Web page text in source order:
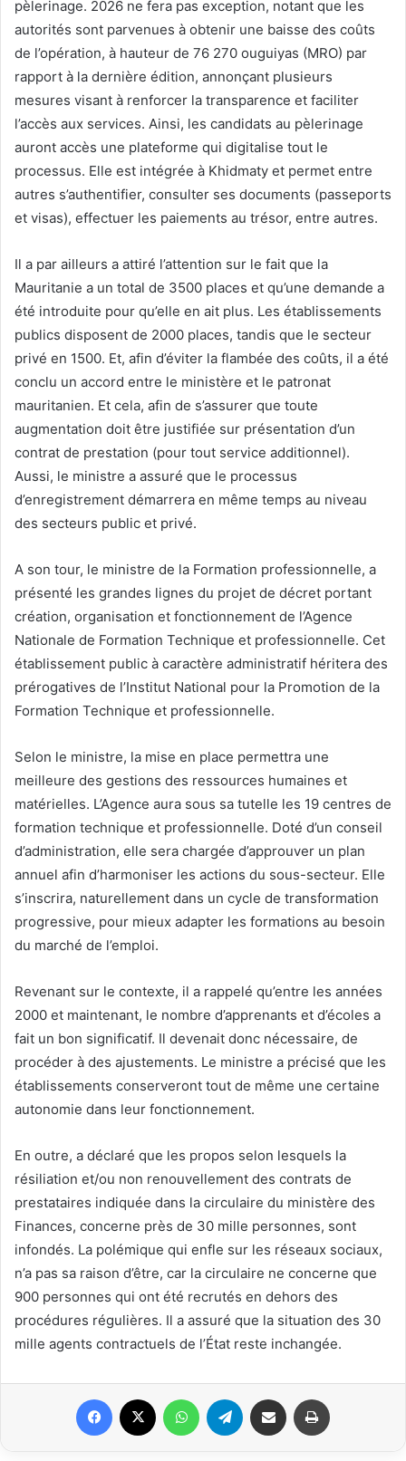
pèlerinage. 2026 ne fera pas exception, notant que les
autorités sont parvenues à obtenir une baisse des coûts
de l’opération, à hauteur de 76 270 ouguiyas (MRO) par
rapport à la dernière édition, annonçant plusieurs
mesures visant à renforcer la transparence et faciliter
l’accès aux services. Ainsi, les candidats au pèlerinage
auront accès une plateforme qui digitalise tout le
processus. Elle est intégrée à Khidmaty et permet entre
autres s’authentifier, consulter ses documents (passeports
et visas), effectuer les paiements au trésor, entre autres.
Il a par ailleurs a attiré l’attention sur le fait que la
Mauritanie a un total de 3500 places et qu’une demande a
été introduite pour qu’elle en ait plus. Les établissements
publics disposent de 2000 places, tandis que le secteur
privé en 1500. Et, afin d’éviter la flambée des coûts, il a été
conclu un accord entre le ministère et le patronat
mauritanien. Et cela, afin de s’assurer que toute
augmentation doit être justifiée sur présentation d’un
contrat de prestation (pour tout service additionnel).
Aussi, le ministre a assuré que le processus
d’enregistrement démarrera en même temps au niveau
des secteurs public et privé.
A son tour, le ministre de la Formation professionnelle, a
présenté les grandes lignes du projet de décret portant
création, organisation et fonctionnement de l’Agence
Nationale de Formation Technique et professionnelle. Cet
établissement public à caractère administratif héritera des
prérogatives de l’Institut National pour la Promotion de la
Formation Technique et professionnelle.
Selon le ministre, la mise en place permettra une
meilleure des gestions des ressources humaines et
matérielles. L’Agence aura sous sa tutelle les 19 centres de
formation technique et professionnelle. Doté d’un conseil
d’administration, elle sera chargée d’approuver un plan
annuel afin d’harmoniser les actions du sous-secteur. Elle
s’inscrira, naturellement dans un cycle de transformation
progressive, pour mieux adapter les formations au besoin
du marché de l’emploi.
Revenant sur le contexte, il a rappelé qu’entre les années
2000 et maintenant, le nombre d’apprenants et d’écoles a
fait un bon significatif. Il devenait donc nécessaire, de
procéder à des ajustements. Le ministre a précisé que les
établissements conserveront tout de même une certaine
autonomie dans leur fonctionnement.
En outre, a déclaré que les propos selon lesquels la
résiliation et/ou non renouvellement des contrats de
prestataires indiquée dans la circulaire du ministère des
Finances, concerne près de 30 mille personnes, sont
infondés. La polémique qui enfle sur les réseaux sociaux,
n’a pas sa raison d’être, car la circulaire ne concerne que
900 personnes qui ont été recrutés en dehors des
procédures régulières. Il a assuré que la situation des 30
mille agents contractuels de l’État reste inchangée.
Facebook WhatsAppTelegram Partager par email